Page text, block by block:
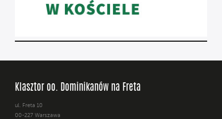
Klasztor oo. Dominikanów na Freta
ul. Freta 10
00-227 Warszawa